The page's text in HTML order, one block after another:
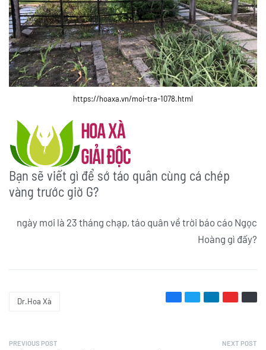
https://hoaxa.vn/moi-tra-1078.html
Bạn sẽ viết gì để sớ táo quân cùng cá chép
vàng trước giờ G?
ngày mơi là 23 tháng chạp, táo quân về trời báo cáo Ngọc
Hoàng gì đấy?
Dr.Hoa Xà
PREVIOUS POST NEXT POST